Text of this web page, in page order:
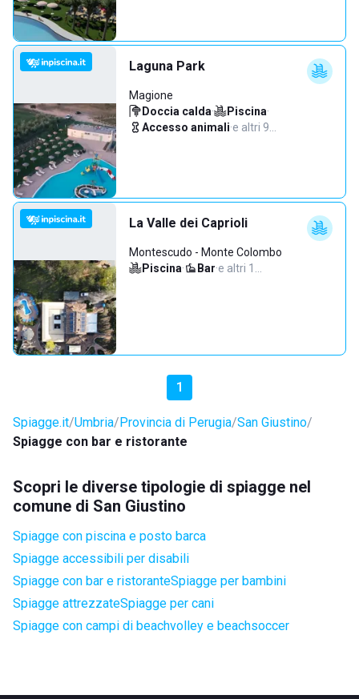
Laguna Park
Magione
Doccia calda· Piscina·
Accesso animali·e altri 9…
La Valle dei Caprioli
Montescudo - Monte Colombo
Piscina· Bar·e altri 1…
1
Spiagge.it Umbria Provincia di Perugia San Giustino
Spiagge con bar e ristorante
Scopri le diverse tipologie di spiagge nel
comune di San Giustino
Spiagge con piscina e posto barca
Spiagge accessibili per disabili
Spiagge con bar e ristoranteSpiagge per bambini
Spiagge attrezzateSpiagge per cani
Spiagge con campi di beachvolley e beachsoccer